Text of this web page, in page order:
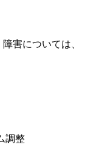
害については、
調整